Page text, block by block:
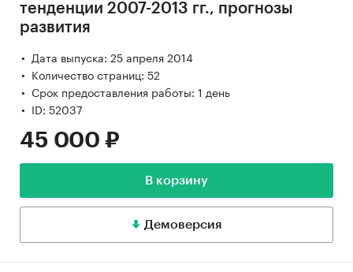
тенденции 2007-2013 гг., прогнозы
развития
Дата выпуска: 25 апреля 2014
Количество страниц: 52
Срок предоставления работы: 1 день
ID: 52037
45 000 ₽
В корзину
Демоверсия